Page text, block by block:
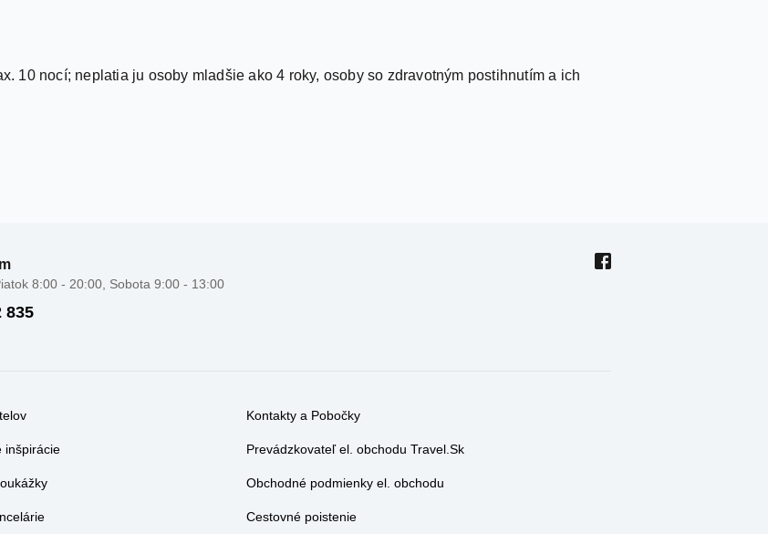
10 nocí; neplatia ju osoby mladšie ako 4 roky, osoby so zdravotným postihnutím a ich
8:00 - 20:00, Sobota 9:00 - 13:00
835
inšpirácie
Kontakty a Pobočky
Prevádzkovateľ el. obchodu Travel.Sk
Obchodné podmienky el. obchodu
Cestovné poistenie